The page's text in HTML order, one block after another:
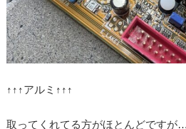
↑↑↑アルミ↑↑↑
取ってくれてる方がほとんどですが…